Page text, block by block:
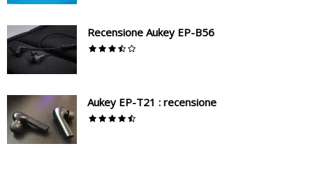
Recensione Aukey EP-B56
Aukey EP-T21 : recensione